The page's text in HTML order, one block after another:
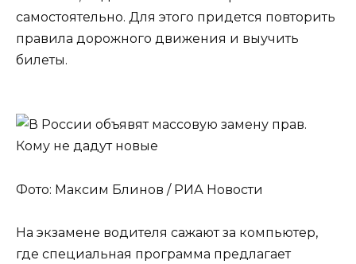
самостоятельно. Для этого придется повторить
правила дорожного движения и выучить
билеты.
Фото: Максим Блинов / РИА Новости
На экзамене водителя сажают за компьютер,
где специальная программа предлагает